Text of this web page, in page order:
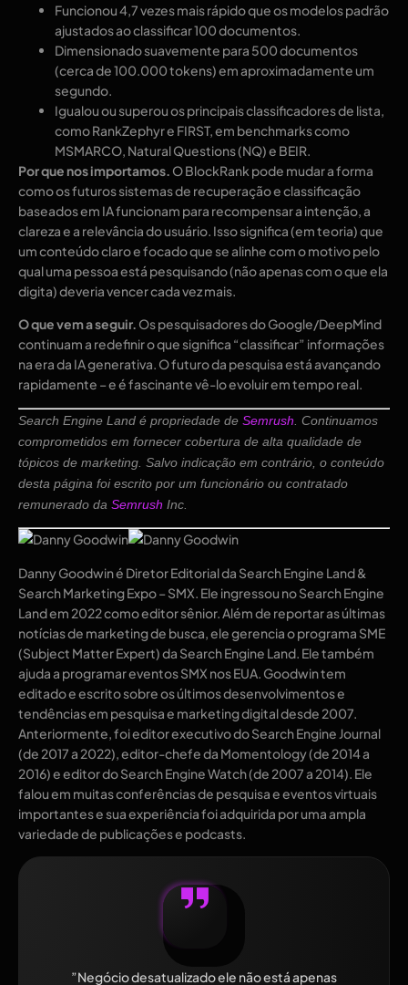
Funcionou 4,7 vezes mais rápido que os modelos padrão
ajustados ao classificar 100 documentos.
Dimensionado suavemente para 500 documentos
(cerca de 100.000 tokens) em aproximadamente um
segundo.
Igualou ou superou os principais classificadores de lista,
como RankZephyr e FIRST, em benchmarks como
MSMARCO, Natural Questions (NQ) e BEIR.
Por que nos importamos. O BlockRank pode mudar a forma
como os futuros sistemas de recuperação e classificação
baseados em IA funcionam para recompensar a intenção, a
clareza e a relevância do usuário. Isso significa (em teoria) que
um conteúdo claro e focado que se alinhe com o motivo pelo
qual uma pessoa está pesquisando (não apenas com o que ela
digita) deveria vencer cada vez mais.
O que vem a seguir. Os pesquisadores do Google/DeepMind
continuam a redefinir o que significa “classificar” informações
na era da IA ​​generativa. O futuro da pesquisa está avançando
rapidamente – e é fascinante vê-lo evoluir em tempo real.
Search Engine Land é propriedade de Semrush . Continuamos
comprometidos em fornecer cobertura de alta qualidade de
tópicos de marketing. Salvo indicação em contrário, o conteúdo
desta página foi escrito por um funcionário ou contratado
remunerado da Semrush Inc.
Danny Goodwin é Diretor Editorial da Search Engine Land &
Search Marketing Expo – SMX. Ele ingressou no Search Engine
Land em 2022 como editor sênior. Além de reportar as últimas
notícias de marketing de busca, ele gerencia o programa SME
(Subject Matter Expert) da Search Engine Land. Ele também
ajuda a programar eventos SMX nos EUA. Goodwin tem
editado e escrito sobre os últimos desenvolvimentos e
tendências em pesquisa e marketing digital desde 2007.
Anteriormente, foi editor executivo do Search Engine Journal
(de 2017 a 2022), editor-chefe da Momentology (de 2014 a
2016) e editor do Search Engine Watch (de 2007 a 2014). Ele
falou em muitas conferências de pesquisa e eventos virtuais
importantes e sua experiência foi adquirida por uma ampla
variedade de publicações e podcasts.
”Negócio desatualizado ele não está apenas